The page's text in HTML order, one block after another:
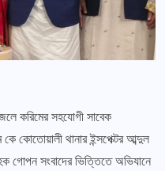
করিমের সহযোগী সাবেক
কোতোয়ালী থানার ইন্সপেক্টর আব্দুল
গোপন সংবাদের ভিত্তিতে অভিযানে